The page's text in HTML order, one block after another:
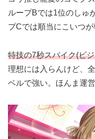
ループBでは1位のしゅ
プCでは順当にこいつが
特技の7秒スパイク(ビ
理想には入らんけど、
ベルで強い。ほんま運